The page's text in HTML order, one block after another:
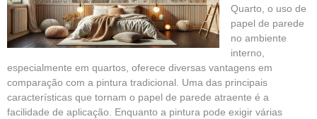
Quarto, o uso de
papel de parede
no ambiente
interno,
especialmente em quartos, oferece diversas vantagens em
comparação com a pintura tradicional. Uma das principais
características que tornam o papel de parede atraente é a
facilidade de aplicação. Enquanto a pintura pode exigir várias